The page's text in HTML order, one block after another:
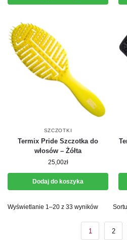
SZCZOTKI
Termix Pride Szczotka do
włosów – Żółta
25,00zł
Dodaj do koszyka
Wyświetlanie 1–20 z 33 wyników
1 2